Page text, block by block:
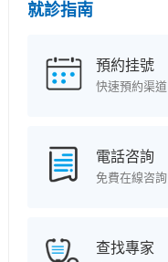
就診指南
預約挂號
快速預約渠道
電話咨詢
免費在線咨詢
查找專家